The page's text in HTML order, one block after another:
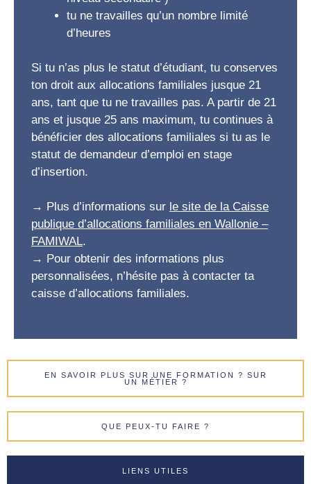
tu ne travailles qu’un nombre limité
d’heures
Si tu n’as plus le statut d’étudiant, tu conserves
ton droit aux allocations familiales jusque 21
ans, tant que tu ne travailles pas. A partir de 21
ans et jusque 25 ans maximum, tu continues à
bénéficier des allocations familiales si tu as le
statut de demandeur d’emploi en stage
d’insertion.
→ Plus d’informations sur le site de la Caisse
publique d’allocations familiales en Wallonie –
FAMIWAL.
→ Pour obtenir des informations plus
personnalisées, n’hésite pas à contacter ta
caisse d’allocations familiales.
EN SAVOIR PLUS SUR UNE FORMATION ? SUR
UN MÉTIER ?
QUE PEUX-TU FAIRE ?
LIENS UTILES